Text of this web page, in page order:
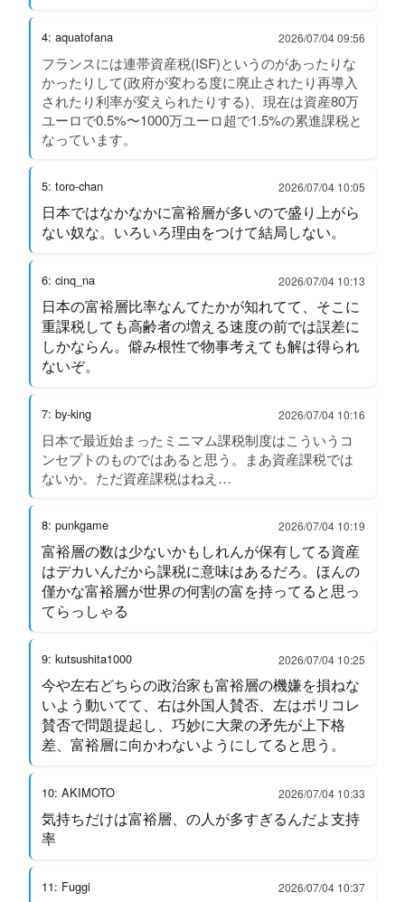
4: aquatofana 2026/07/04 09:56
フランスには連帯資産税(ISF)というのがあったりな
かったりして(政府が変わる度に廃止されたり再導入
されたり利率が変えられたりする)、現在は資産80万
ユーロで0.5%〜1000万ユーロ超で1.5%の累進課税と
なっています。
5: toro-chan 2026/07/04 10:05
日本ではなかなかに富裕層が多いので盛り上がら
ない奴な。いろいろ理由をつけて結局しない。
6: cinq_na 2026/07/04 10:13
日本の富裕層比率なんてたかが知れてて、そこに
重課税しても高齢者の増える速度の前では誤差に
しかならん。僻み根性で物事考えても解は得られ
ないぞ。
7: by-king 2026/07/04 10:16
日本で最近始まったミニマム課税制度はこういうコ
ンセプトのものではあると思う。まあ資産課税では
ないか。ただ資産課税はねえ…
8: punkgame 2026/07/04 10:19
富裕層の数は少ないかもしれんが保有してる資産
はデカいんだから課税に意味はあるだろ。ほんの
僅かな富裕層が世界の何割の富を持ってると思っ
てらっしゃる
9: kutsushita1000 2026/07/04 10:25
今や左右どちらの政治家も富裕層の機嫌を損ねな
いよう動いてて、右は外国人賛否、左はポリコレ
賛否で問題提起し、巧妙に大衆の矛先が上下格
差、富裕層に向かわないようにしてると思う。
10: AKIMOTO 2026/07/04 10:33
気持ちだけは富裕層、の人が多すぎるんだよ支持
率
11: Fuggi 2026/07/04 10:37